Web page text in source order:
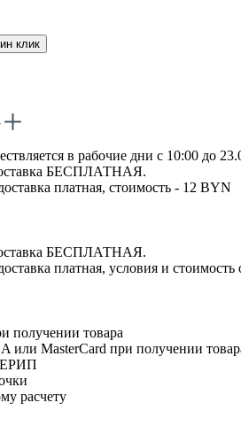
клик
в рабочие дни с 10:00 до
БЕСПЛАТНАЯ.
платная, стоимость - 12 BYN
БЕСПЛАТНАЯ.
платная, условия и стоимость
получении товара
или MasterCard при получении
ЕРИП
расчету